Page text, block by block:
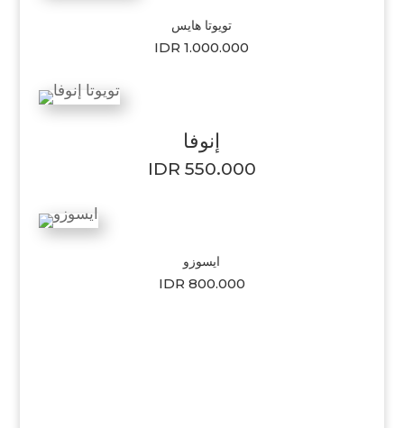
تويوتا هايس
IDR 1.000.000
إنوفا
IDR 550.000
ايسوزو
IDR 800.000